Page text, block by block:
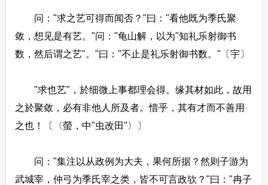
问："求之艺可得而闻否？"曰："看他既为季氏聚
敛，想见是有艺。"问："龟山解，以为"知礼乐射御书
数，然后谓之艺"。"曰："不止是礼乐射御书数。"〔宇〕
"求也艺"，於细微上事都理会得。缘其材如此，故用
之於聚敛，必有非他人所及者。惜乎，其有才而不善用
之也！〔〈螢，中"虫改田"〉〕
问："集注以从政例为大夫，果何所据？然则子游为
武城宰，仲弓为季氏宰之类，皆不可言政欤？"曰："冉子